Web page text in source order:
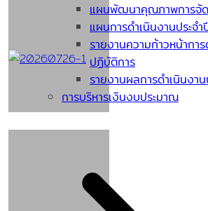
แผนพัฒนาคุณภาพการจั
แผนการดำเนินงานประจำ
รายงานความก้าวหน้ากา
ปฏิบัติการ
รายงานผลการดำเนินงาน
การบริหารเงินงบประมาณ